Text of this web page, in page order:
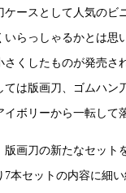
ケースとして人気のビ
らっしゃるかとは思
くしたものが発売さ
は版画刀、ゴムハン
ボリーから一転して
画刀の新たなセット
本セットの内容に細